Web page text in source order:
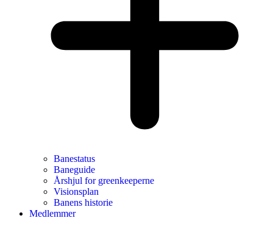
Banestatus
Baneguide
Årshjul for greenkeeperne
Visionsplan
Banens historie
Medlemmer